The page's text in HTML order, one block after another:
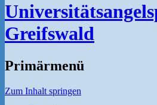
Greifswald
Primärmenü
Zum Inhalt springen